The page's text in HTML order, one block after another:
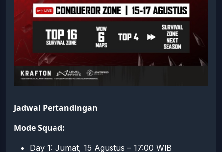
Jadwal Pertandingan
Mode Squad:
Day 1: Jumat, 15 Agustus – 17:00 WIB